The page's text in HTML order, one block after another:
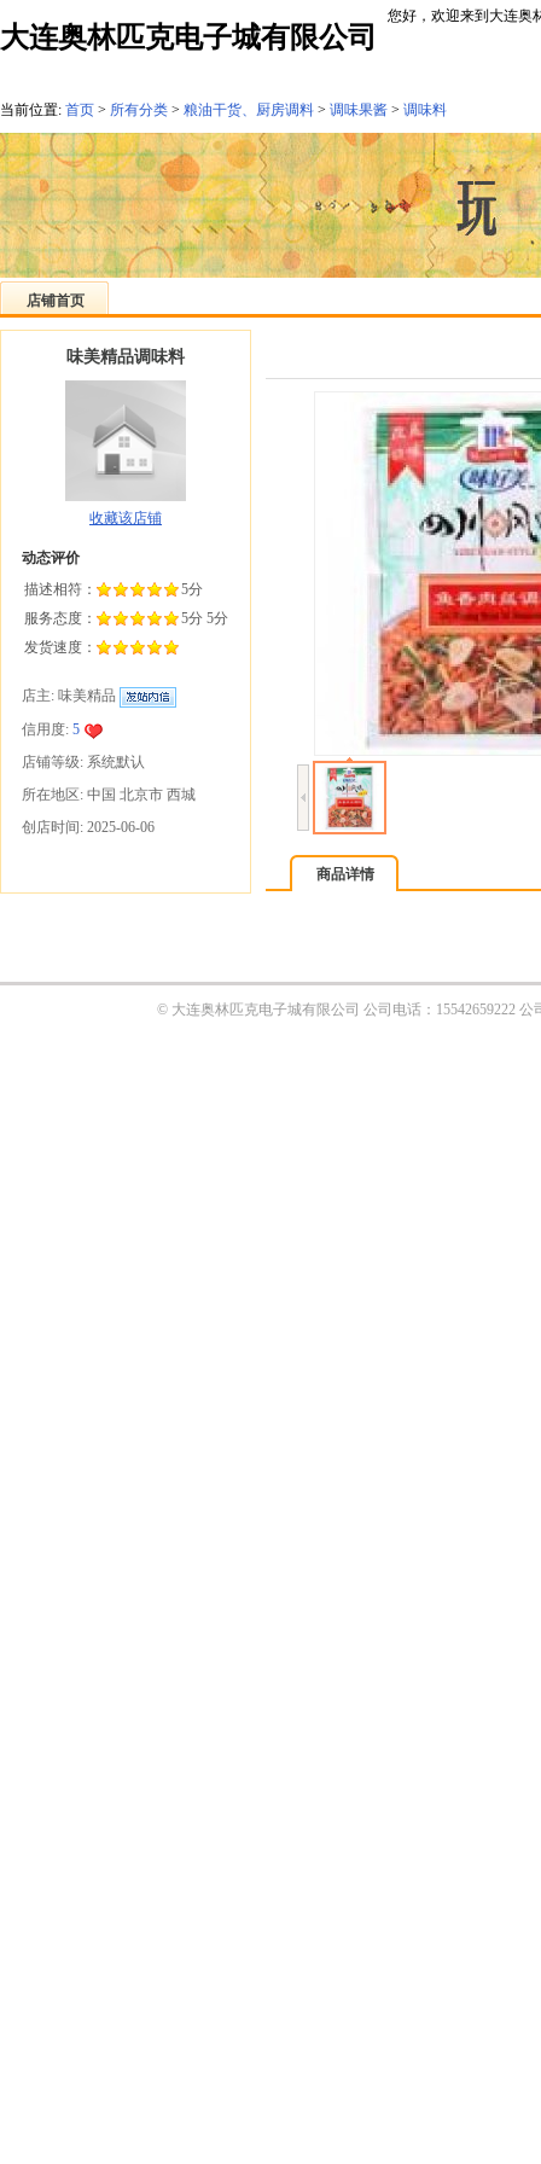
大连奥林匹克电子城有限公司
您好，欢迎来到大连奥
当前位置: 首页 > 所有分类 > 粮油干货、厨房调料 > 调味果酱 > 调味料
店铺首页
商品详情
© 大连奥林匹克电子城有限公司 公司电话：15542659222